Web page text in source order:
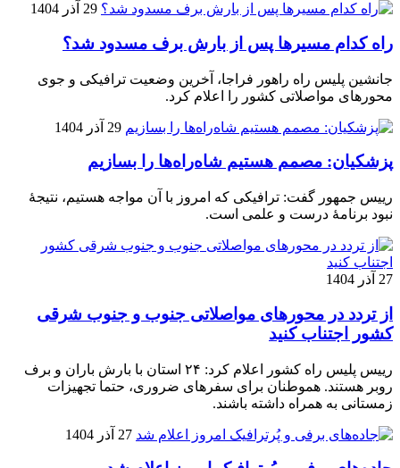
29 آذر 1404
راه کدام مسیرها پس از بارش برف مسدود شد؟
جانشین پلیس راه راهور فراجا، آخرین وضعیت ترافیکی و جوی
محورهای مواصلاتی کشور را اعلام کرد.
29 آذر 1404
پزشکیان: مصمم هستیم شاه‌راه‌ها را بسازیم
رییس جمهور گفت: ترافیکی که امروز با آن مواجه هستیم، نتیجۀ
نبود برنامۀ درست و علمی است.
27 آذر 1404
از تردد در محورهای مواصلاتی جنوب و جنوب شرقی
کشور اجتناب کنید
رییس پلیس راه کشور اعلام کرد: ۲۴ استان با بارش باران و برف
روبر هستند. هموطنان برای سفرهای ضروری، حتما تجهیزات
زمستانی به همراه داشته باشند.
27 آذر 1404